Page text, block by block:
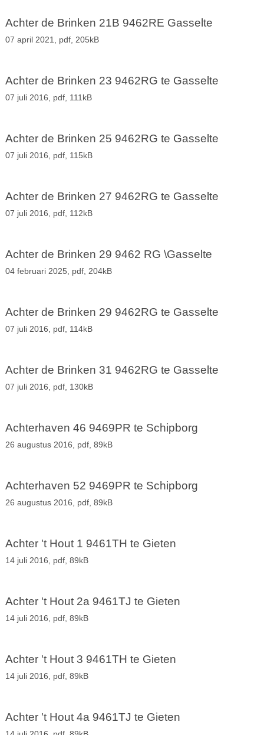
Achter de Brinken 21B 9462RE Gasselte
07 april 2021, pdf, 205kB
Achter de Brinken 23 9462RG te Gasselte
07 juli 2016, pdf, 111kB
Achter de Brinken 25 9462RG te Gasselte
07 juli 2016, pdf, 115kB
Achter de Brinken 27 9462RG te Gasselte
07 juli 2016, pdf, 112kB
Achter de Brinken 29 9462 RG \Gasselte
04 februari 2025, pdf, 204kB
Achter de Brinken 29 9462RG te Gasselte
07 juli 2016, pdf, 114kB
Achter de Brinken 31 9462RG te Gasselte
07 juli 2016, pdf, 130kB
Achterhaven 46 9469PR te Schipborg
26 augustus 2016, pdf, 89kB
Achterhaven 52 9469PR te Schipborg
26 augustus 2016, pdf, 89kB
Achter 't Hout 1 9461TH te Gieten
14 juli 2016, pdf, 89kB
Achter 't Hout 2a 9461TJ te Gieten
14 juli 2016, pdf, 89kB
Achter 't Hout 3 9461TH te Gieten
14 juli 2016, pdf, 89kB
Achter 't Hout 4a 9461TJ te Gieten